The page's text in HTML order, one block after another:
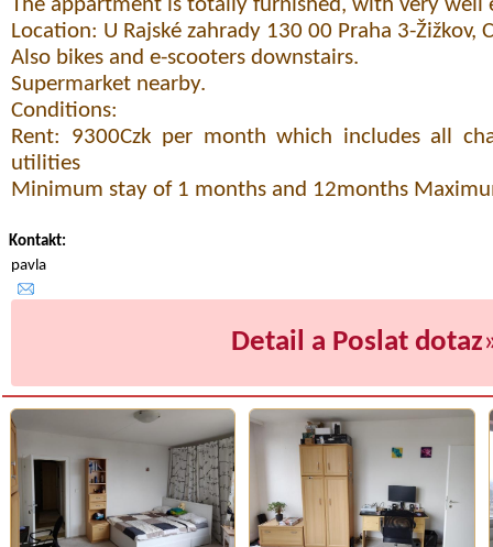
The appartment is totally furnished, with very well
Location: U Rajské zahrady 130 00 Praha 3-Žižkov,
Also bikes and e-scooters downstairs.
Supermarket nearby.
Conditions:
Rent: 9300Czk per month which includes all
utilities
Minimum stay of 1 months and 12months
Kontakt:
pavla
Detail a Poslat dotaz